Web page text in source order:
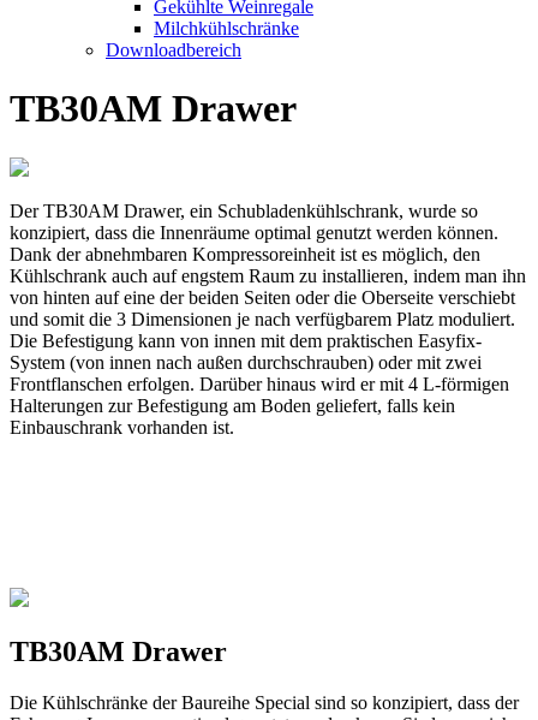
Gekühlte Weinregale
Milchkühlschränke
Downloadbereich
TB30AM Drawer
Der TB30AM Drawer, ein Schubladenkühlschrank, wurde so
konzipiert, dass die Innenräume optimal genutzt werden können.
Dank der abnehmbaren Kompressoreinheit ist es möglich, den
Kühlschrank auch auf engstem Raum zu installieren, indem man ihn
von hinten auf eine der beiden Seiten oder die Oberseite verschiebt
und somit die 3 Dimensionen je nach verfügbarem Platz moduliert.
Die Befestigung kann von innen mit dem praktischen Easyfix-
System (von innen nach außen durchschrauben) oder mit zwei
Frontflanschen erfolgen. Darüber hinaus wird er mit 4 L-förmigen
Halterungen zur Befestigung am Boden geliefert, falls kein
Einbauschrank vorhanden ist.
TB30AM Drawer
Die Kühlschränke der Baureihe Special sind so konzipiert, dass der